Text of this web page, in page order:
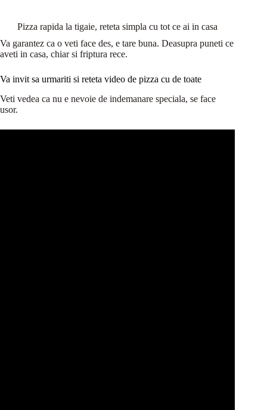
Pizza rapida la tigaie, reteta simpla cu tot ce ai in casa
Va garantez ca o veti face des, e tare buna. Deasupra puneti ce
aveti in casa, chiar si friptura rece.
Va invit sa urmariti si reteta video de pizza cu de toate
Veti vedea ca nu e nevoie de indemanare speciala, se face
usor.